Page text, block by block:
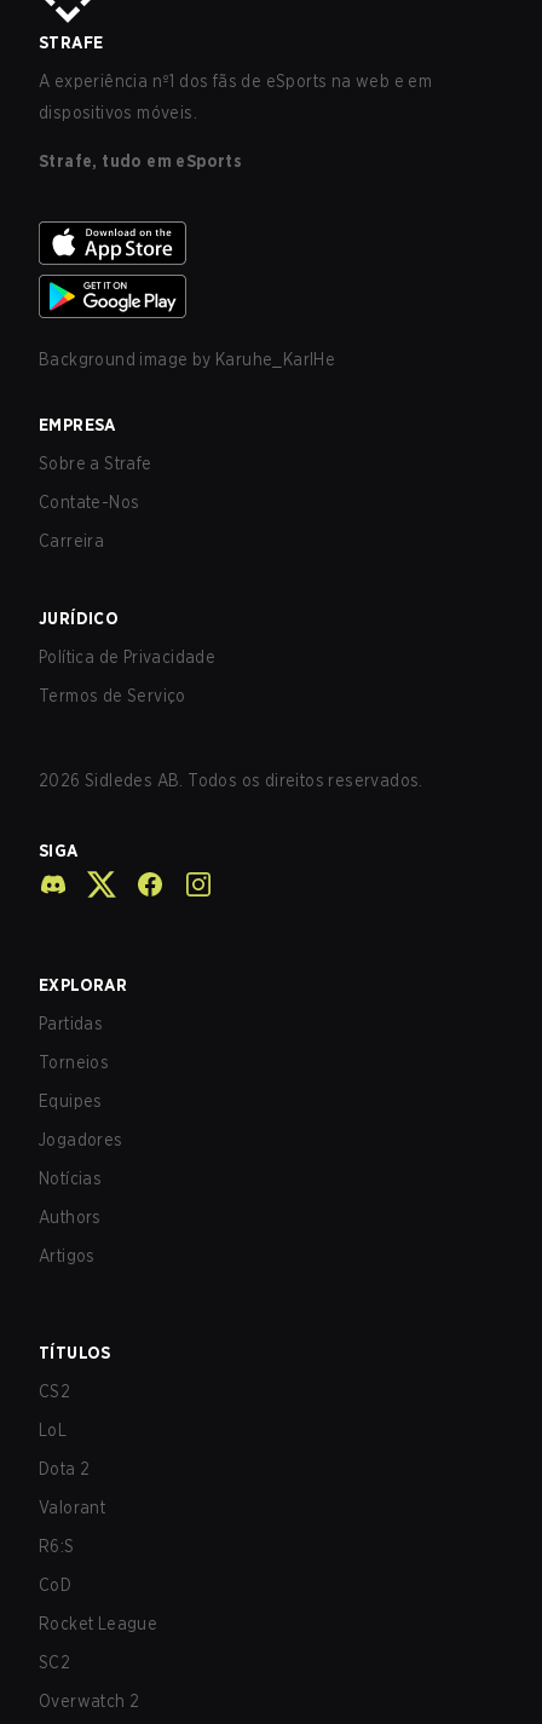
STRAFE
A experiência nº1 dos fãs de eSports na web e em
dispositivos móveis.
Strafe, tudo em eSports
Background image by Karuhe_KarlHe
EMPRESA
Sobre a Strafe
Contate-Nos
Carreira
JURÍDICO
Política de Privacidade
Termos de Serviço
2026 Sidledes AB. Todos os direitos reservados.
SIGA
EXPLORAR
Partidas
Torneios
Equipes
Jogadores
Notícias
Authors
Artigos
TÍTULOS
CS2
LoL
Dota 2
Valorant
R6:S
CoD
Rocket League
SC2
Overwatch 2